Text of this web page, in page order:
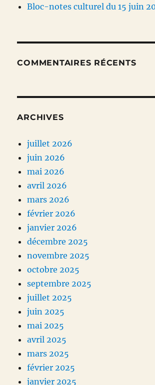
Bloc-notes culturel du 15 juin
COMMENTAIRES RÉCENTS
ARCHIVES
juillet 2026
juin 2026
mai 2026
avril 2026
mars 2026
février 2026
janvier 2026
décembre 2025
novembre 2025
octobre 2025
septembre 2025
juillet 2025
juin 2025
mai 2025
avril 2025
mars 2025
février 2025
janvier 2025